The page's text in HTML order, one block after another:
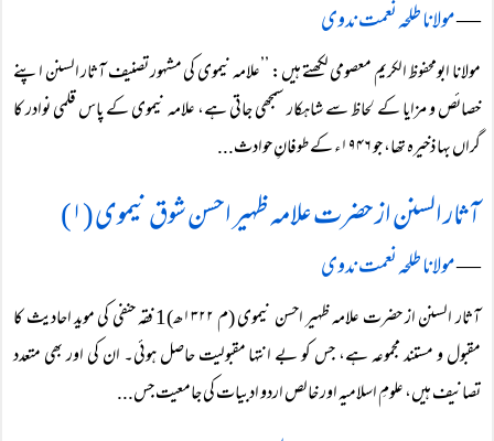
―مولانا طلحہ نعمت ندوی
مولانا ابومحفوظ الکریم معصومی لکھتے ہیں: ’’علامہ نیموی کی مشہور تصنیف آثار السنن اپنے
خصائص و مزایا کے لحاظ سے شاہکار سمجھی جاتی ہے، علامہ نیموی کے پاس قلمی نوادر کا
گراں بہا ذخیرہ تھا، جو ۱۹۴۶ء کے طوفانِ حوادث...
آثار السنن از حضرت علامہ ظہیر احسن شوق نیموی (۱)
―مولانا طلحہ نعمت ندوی
آثار السنن از حضرت علامہ ظہیر احسن نیموی (م ۱۳۲۲ھ)1 فقہ حنفی کی موید احادیث کا
مقبول و مستند مجموعہ ہے، جس کو بے انتہا مقبولیت حاصل ہوئی۔ ان کی اور بھی متعدد
تصانیف ہیں، علومِ اسلامیہ اور خالص اردو ادبیات کی جامعیت جس...